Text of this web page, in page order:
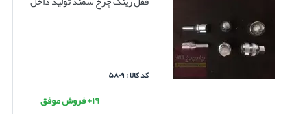
کد کالا : ۵۸۰۹
۱۹+ فروش موفق